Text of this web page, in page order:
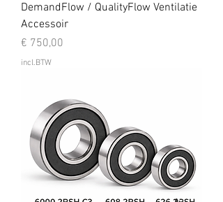
DemandFlow / QualityFlow Ventilatie
Accessoir
Prijs
€ 750,00
incl.BTW